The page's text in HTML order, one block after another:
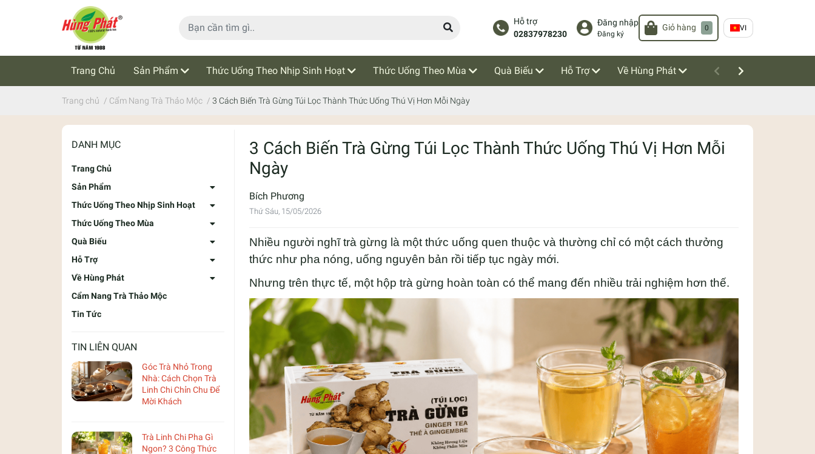
Hỗ trợ
02837978230
Đăng nhập
Đăng ký
Giỏ hàng 0 VI
Trang Chủ Sản Phẩm Thức Uống Theo Nhịp Sinh Hoạt Thức Uống Theo Mùa Quà Biếu Hỗ Trợ Về Hùng Phát
Cẩm Nang Trà Thảo Mộc Tin Tức
Trang chủ / Cẩm Nang Trà Thảo Mộc / 3 Cách Biến Trà Gừng Túi Lọc Thành Thức Uống Thú Vị Hơn Mỗi Ngày
DANH MỤC
Trang Chủ
Sản Phẩm
Thức Uống Theo Nhịp Sinh Hoạt
Thức Uống Theo Mùa
Quà Biếu
Hỗ Trợ
Về Hùng Phát
Cẩm Nang Trà Thảo Mộc
Tin Tức
TIN LIÊN QUAN
Góc Trà Nhỏ Trong
Nhà: Cách Chọn Trà
Linh Chi Chỉn Chu Để
Mời Khách
Trà Linh Chi Pha Gì
Ngon? 3 Công Thức
3 Cách Biến Trà Gừng Túi Lọc Thành Thức Uống Thú Vị Hơn Mỗi
Ngày
Bích Phương
Thứ Sáu, 15/05/2026
Nhiều người nghĩ trà gừng là một thức uống quen thuộc và thường chỉ có một cách thưởng
thức như pha nóng, uống nguyên bản rồi tiếp tục ngày mới.
Nhưng trên thực tế, một hộp trà gừng hoàn toàn có thể mang đến nhiều trải nghiệm hơn thế.